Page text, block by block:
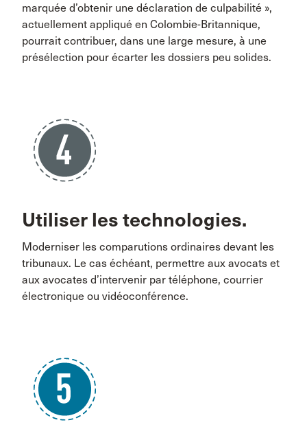
marquée d’obtenir une déclaration de culpabilité »,
actuellement appliqué en Colombie-Britannique,
pourrait contribuer, dans une large mesure, à une
présélection pour écarter les dossiers peu solides.
Utiliser les technologies.
Moderniser les comparutions ordinaires devant les
tribunaux. Le cas échéant, permettre aux avocats et
aux avocates d’intervenir par téléphone, courrier
électronique ou vidéoconférence.